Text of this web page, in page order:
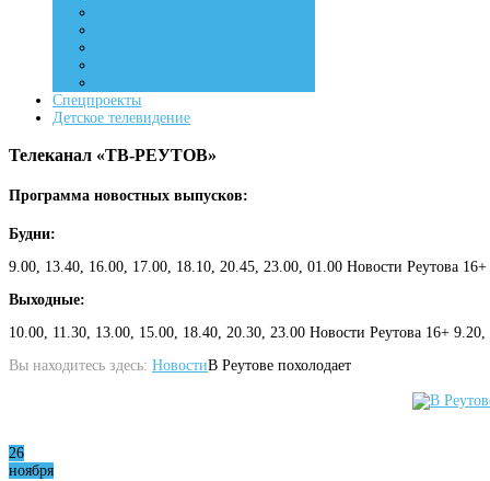
Спецпроекты
Детское телевидение
Телеканал «ТВ-РЕУТОВ»
Программа новостных выпусков:
Будни:
9.00, 13.40, 16.00, 17.00, 18.10, 20.45, 23.00, 01.00 Новости Реутова
Выходные:
10.00, 11.30, 13.00, 15.00, 18.40, 20.30, 23.00 Новости Реутова 16+
Вы находитесь здесь: НовостиВ Реутове похолодает
26
ноября